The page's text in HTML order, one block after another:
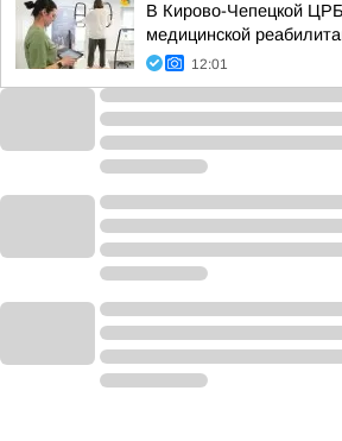
В Кирово-Чепецкой
медицинской
12:01